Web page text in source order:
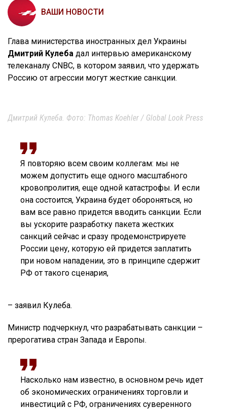
ВАШИ НОВОСТИ
Глава министерства иностранных дел Украины
Дмитрий Кулеба дал интервью американскому
телеканалу CNBC, в котором заявил, что удержать
Россию от агрессии могут жесткие санкции.
Дмитрий Кулеба. Фото: Thomas Koehler / Global Look Press
Я повторяю всем своим коллегам: мы не
можем допустить еще одного масштабного
кровопролития, еще одной катастрофы. И если
она состоится, Украина будет обороняться, но
вам все равно придется вводить санкции. Если
вы ускорите разработку пакета жестких
санкций сейчас и сразу продемонстрируете
России цену, которую ей придется заплатить
при новом нападении, это в принципе сдержит
РФ от такого сценария,
– заявил Кулеба.
Министр подчеркнул, что разрабатывать санкции –
прерогатива стран Запада и Европы.
Насколько нам известно, в основном речь идет
об экономических ограничениях торговли и
инвестиций с РФ, ограничениях суверенного